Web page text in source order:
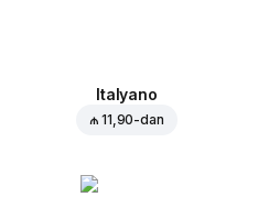
Italyano
₼ 11,90-dan